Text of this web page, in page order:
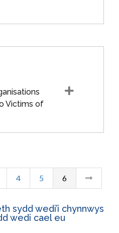
Victims of
4 5 6
sydd wedi’i chynnwys
wedi cael eu